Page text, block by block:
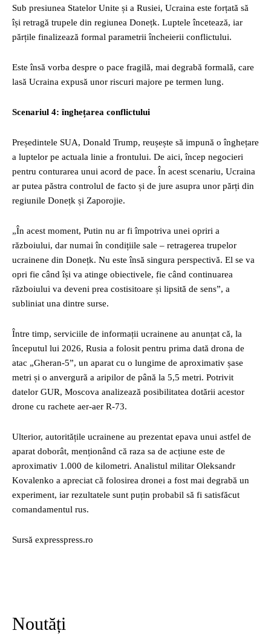
Sub presiunea Statelor Unite și a Rusiei, Ucraina este forțată să
își retragă trupele din regiunea Donețk. Luptele încetează, iar
părțile finalizează formal parametrii încheierii conflictului.
Este însă vorba despre o pace fragilă, mai degrabă formală, care
lasă Ucraina expusă unor riscuri majore pe termen lung.
Scenariul 4: înghețarea conflictului
Președintele SUA, Donald Trump, reușește să impună o înghețare
a luptelor pe actuala linie a frontului. De aici, încep negocieri
pentru conturarea unui acord de pace. În acest scenariu, Ucraina
ar putea păstra controlul de facto și de jure asupra unor părți din
regiunile Donețk și Zaporojie.
„În acest moment, Putin nu ar fi împotriva unei opriri a
războiului, dar numai în condițiile sale – retragerea trupelor
ucrainene din Donețk. Nu este însă singura perspectivă. El se va
opri fie când își va atinge obiectivele, fie când continuarea
războiului va deveni prea costisitoare și lipsită de sens”, a
subliniat una dintre surse.
Între timp, serviciile de informații ucrainene au anunțat că, la
începutul lui 2026, Rusia a folosit pentru prima dată drona de
atac „Gheran-5”, un aparat cu o lungime de aproximativ șase
metri și o anvergură a aripilor de până la 5,5 metri. Potrivit
datelor GUR, Moscova analizează posibilitatea dotării acestor
drone cu rachete aer-aer R-73.
Ulterior, autoritățile ucrainene au prezentat epava unui astfel de
aparat doborât, menționând că raza sa de acțiune este de
aproximativ 1.000 de kilometri. Analistul militar Oleksandr
Kovalenko a apreciat că folosirea dronei a fost mai degrabă un
experiment, iar rezultatele sunt puțin probabil să fi satisfăcut
comandamentul rus.
Sursă expresspress.ro
Noutăți